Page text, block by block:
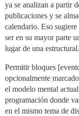
ya se analizan a partir
publicaciones y se
calendario. Eso
ser en su mayor parte
lugar de una estructural.
Permitir bloques
opcionalmente
el modelo mental
programación donde
en el mismo tema de